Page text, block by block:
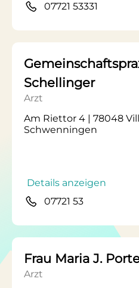
07721 53331
Schellinger
Arzt
Am Riettor 4 | 78048
Schwenningen
Details anzeigen
07721 53
Frau Maria J.
Arzt